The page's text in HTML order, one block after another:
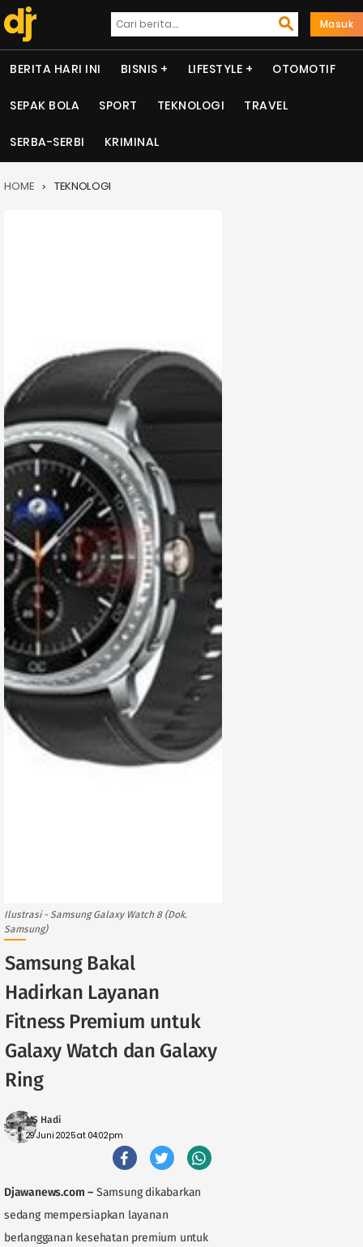
Masuk
BERITA HARI INI BISNIS LIFESTYLE OTOMOTIF
SEPAK BOLA SPORT TEKNOLOGI TRAVEL
SERBA-SERBI KRIMINAL
HOME TEKNOLOGI
Ilustrasi - Samsung Galaxy Watch 8 (Dok.
Samsung)
Samsung Bakal
Hadirkan Layanan
Fitness Premium untuk
Galaxy Watch dan Galaxy
Ring
MS Hadi
29 Juni 2025 at 04:02pm
Djawanews.com – Samsung dikabarkan
sedang mempersiapkan layanan
berlangganan kesehatan premium untuk